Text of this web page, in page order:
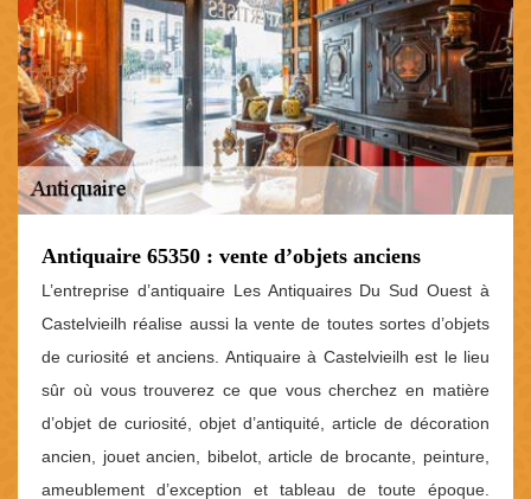
Antiquaire 65350 : vente d’objets anciens
L’entreprise d’antiquaire Les Antiquaires Du Sud Ouest à
Castelvieilh réalise aussi la vente de toutes sortes d’objets
de curiosité et anciens. Antiquaire à Castelvieilh est le lieu
sûr où vous trouverez ce que vous cherchez en matière
d’objet de curiosité, objet d’antiquité, article de décoration
ancien, jouet ancien, bibelot, article de brocante, peinture,
ameublement d’exception et tableau de toute époque.